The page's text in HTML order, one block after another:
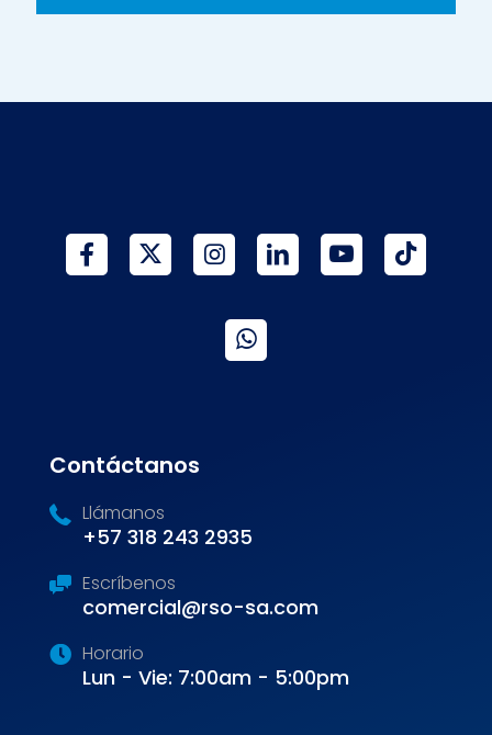
Contáctanos
Llámanos
+57 318 243 2935
Escríbenos
comercial@rso-sa.com
Horario
Lun - Vie: 7:00am - 5:00pm